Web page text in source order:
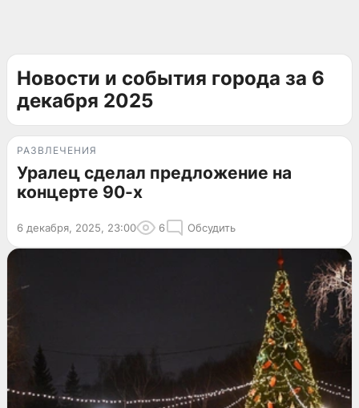
Новости и события города за 6
декабря 2025
РАЗВЛЕЧЕНИЯ
Уралец сделал предложение на
концерте 90-х
6 декабря, 2025, 23:00 6 Обсудить